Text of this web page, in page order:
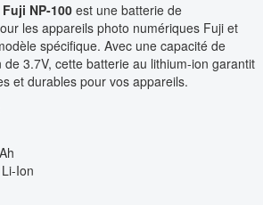
NP-100 est une batterie de
les appareils photo numériques Fuji et
spécifique. Avec une capacité de
3.7V, cette batterie au lithium-ion garantit
et durables pour vos appareils.
Ion